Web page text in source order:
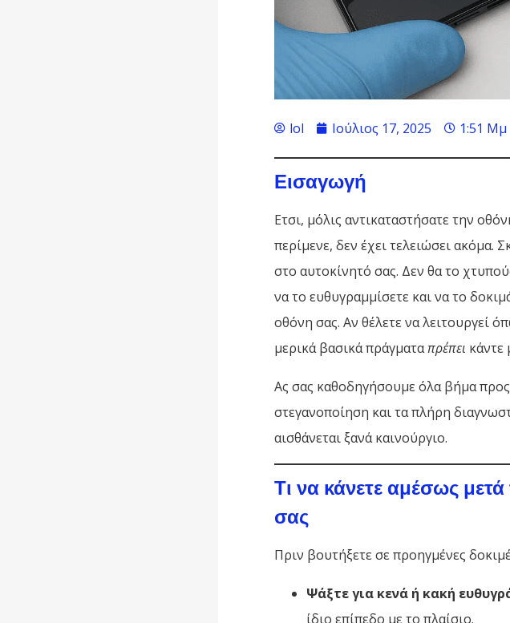
lol Ιούλιος 17, 2025 1:51 Μμ
Εισαγωγή
Ετσι, μόλις αντικαταστήσατε την
περίμενε, δεν έχει τελειώσει ακόμα.
στο αυτοκίνητό σας. Δεν θα το
να το ευθυγραμμίσετε και να το
οθόνη σας. Αν θέλετε να λειτουργεί
μερικά βασικά πράγματαπρέπει κάντε
Ας σας καθοδηγήσουμε όλα βήμα
στεγανοποίηση και τα πλήρη
αισθάνεται ξανά καινούργιο.
Τι να κάνετε αμέσως
σας
Πριν βουτήξετε σε προηγμένες
Ψάξτε για κενά ή κακή
ίδιο επίπεδο με το πλαίσιο.